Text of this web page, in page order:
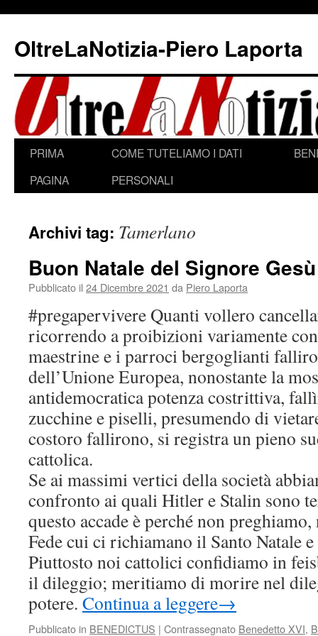
contenuto
OltreLaNotizia-Piero Laporta
PRIMA
PAGINA
COME TUTELIAMO I DATI
PERSONALI
Archivi tag: Tamerlano
Buon Natale del Signore Gesù
Pubblicato il 24 Dicembre 2021 da Piero Laporta
#pregapervivere Quanti vollero
ricorrendo a proibizioni variamente
maestrine e i parroci bergoglianti
dell’Unione Europea, nonostante la
antidemocratica potenza costrittiva,
zucchine e piselli, presumendo di
costoro fallirono, si registra un pieno
cattolica.
Se ai massimi vertici della società
confronto ai quali Hitler e Stalin sono
questo accade è perché non
Fede cui ci richiamano il Santo Natale
Piuttosto noi cattolici confidiamo in
il dileggio; meritiamo di morire nel
potere. Continua a leggere→
Pubblicato in BENEDICTUS | Contrassegnato Benedetto XVI,